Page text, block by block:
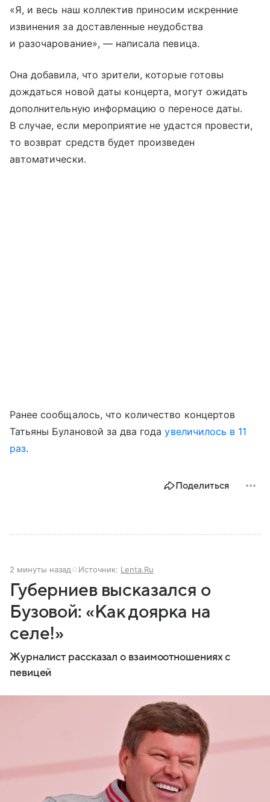
«Я, и весь наш коллектив приносим искренние
извинения за доставленные неудобства
и разочарование», — написала певица.
Она добавила, что зрители, которые готовы
дождаться новой даты концерта, могут ожидать
дополнительную информацию о переносе даты.
В случае, если мероприятие не удастся провести,
то возврат средств будет произведен
автоматически.
Ранее сообщалось, что количество концертов
Татьяны Булановой за два годаувеличилось в 11
раз.
Поделиться
2 минуты назад Источник: Lenta.Ru
Губерниев высказался о
Бузовой: «Как доярка на
селе!»
Журналист рассказал о взаимоотношениях с
певицей